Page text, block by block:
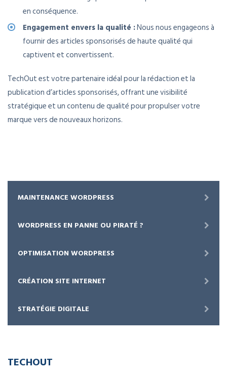
en conséquence.
Engagement envers la qualité :Nous nous engageons à
fournir des articles sponsorisés de haute qualité qui
captivent et convertissent.
TechOut est votre partenaire idéal pour la rédaction et la
publication d’articles sponsorisés, offrant une visibilité
stratégique et un contenu de qualité pour propulser votre
marque vers de nouveaux horizons.
MAINTENANCE WORDPRESS
WORDPRESS EN PANNE OU PIRATÉ ?
OPTIMISATION WORDPRESS
CRÉATION SITE INTERNET
STRATÉGIE DIGITALE
TECHOUT